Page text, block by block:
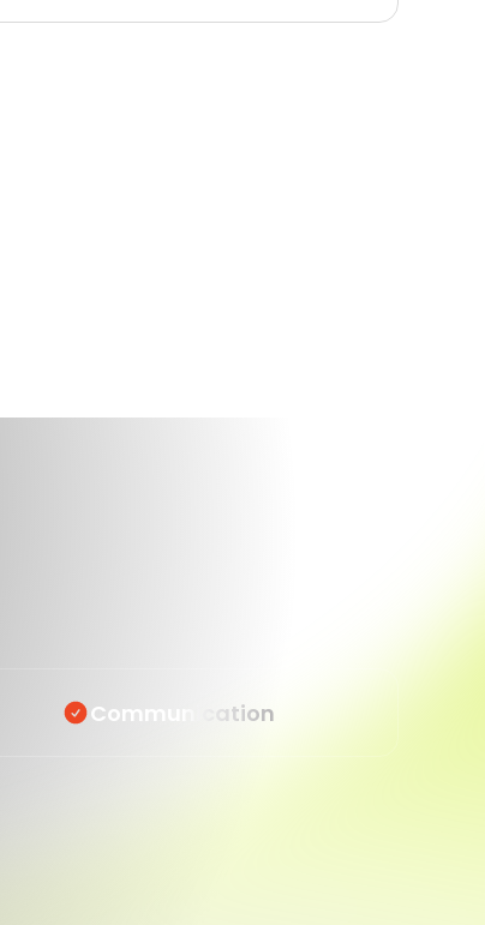
Communication